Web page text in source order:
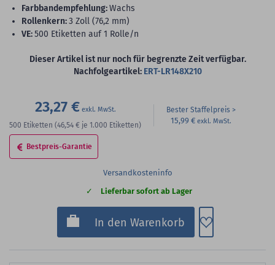
Farbbandempfehlung:Wachs
Rollenkern:3 Zoll (76,2 mm)
VE:500 Etiketten auf 1 Rolle/n
Dieser Artikel ist nur noch für begrenzte Zeit verfügbar.
Nachfolgeartikel: ERT-LR148X210
23,27 €
500 Etiketten (46,54 € je 1.000 Etiketten)
Bester Staffelpreis
15,99 €
Bestpreis-Garantie
Versandkosteninfo
Lieferbar sofort ab Lager
In den Warenkorb Zum